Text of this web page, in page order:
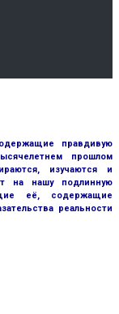
правдивую
прошлом
изучаются и
на нашу подлинную
её, содержащие
реальности